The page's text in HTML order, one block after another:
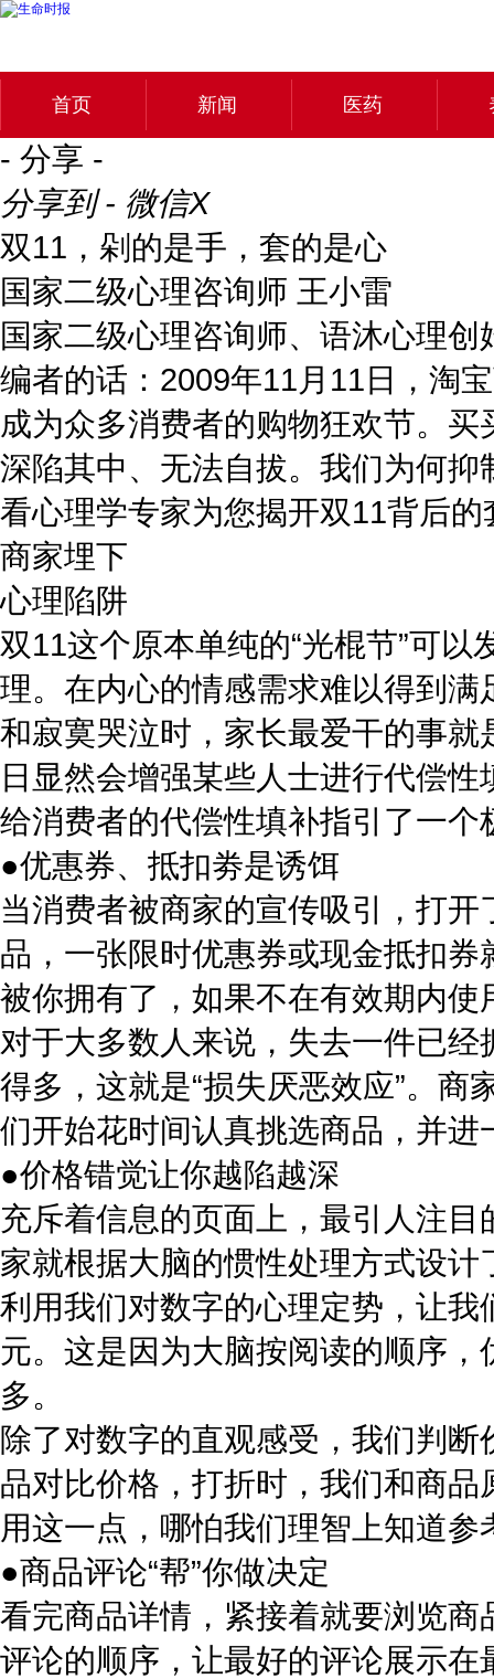
首页 新闻 医药
- 分享 -
分享到 - 微信X
双11，剁的是手，套的是心
国家二级心理咨询师 王小雷
国家二级心理咨询师、语沐心理创
编者的话：2009年11月11日，淘
成为众多消费者的购物狂欢节。
深陷其中、无法自拔。我们为何
看心理学专家为您揭开双11背后的
商家埋下
心理陷阱
双11这个原本单纯的“光棍节”可
理。在内心的情感需求难以得到
和寂寞哭泣时，家长最爱干的事就
日显然会增强某些人士进行代偿
给消费者的代偿性填补指引了一
●优惠券、抵扣劵是诱饵
当消费者被商家的宣传吸引，打
品，一张限时优惠券或现金抵扣
被你拥有了，如果不在有效期内使
对于大多数人来说，失去一件已
得多，这就是“损失厌恶效应”。
们开始花时间认真挑选商品，并进
●价格错觉让你越陷越深
充斥着信息的页面上，最引人注
家就根据大脑的惯性处理方式设计
利用我们对数字的心理定势，让
元。这是因为大脑按阅读的顺序
多。
除了对数字的直观感受，我们判
品对比价格，打折时，我们和商
用这一点，哪怕我们理智上知道
●商品评论“帮”你做决定
看完商品详情，紧接着就要浏览
评论的顺序，让最好的评论展示